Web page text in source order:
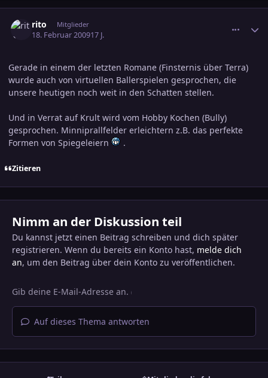
rito Mitglieder
18. Februar 200917 J.
Gerade in einem der letzten Romane (Finsternis über Terra)
wurde auch von virtuellen Ballerspielen gesprochen, die
unsere heutigen noch weit in den Schatten stellen.
Und in Verrat auf Krult wird vom Hobby Kochen (Bully)
gesprochen. Minniprallfelder erleichtern z.B. das perfekte
Formen von Spiegeleiern
.
Zitieren
Nimm an der Diskussion teil
Du kannst jetzt einen Beitrag schreiben und dich später
registrieren. Wenn du bereits ein Konto hast, melde dich
an, um den Beitrag über dein Konto zu veröffentlichen.
Auf dieses Thema antworten